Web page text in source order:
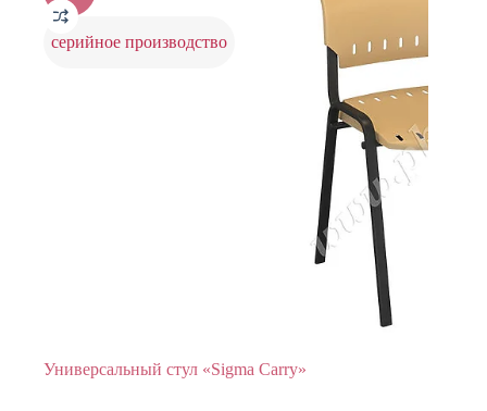
серийное производство
Универсальный стул «Sigma Carry»